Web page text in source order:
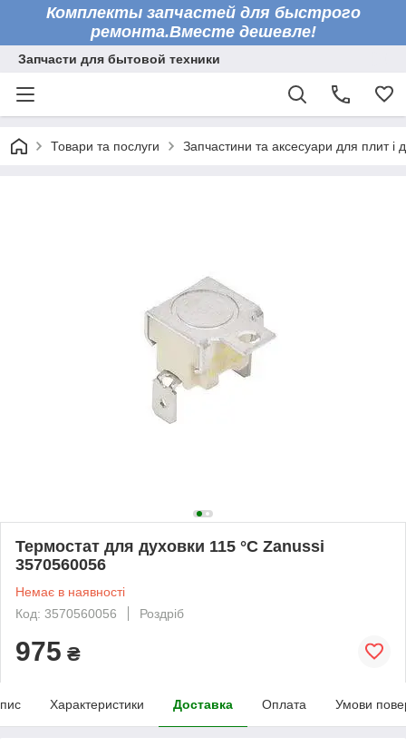
Комплекты запчастей для быстрого
ремонта.Вместе дешевле!
Запчасти для бытовой техники
Товари та послуги Запчастини та аксесуари для плит і
Термостат для духовки 115 °C Zanussi
3570560056
Немає в наявності
Код: 3570560056
Роздріб
975 ₴
Характеристики Доставка Оплата Умови